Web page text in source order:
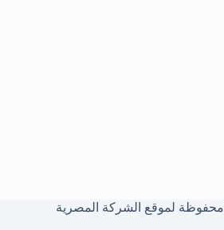
حقوق النشر © لعام 2026 محفوظة لموقع الشركة المصرية